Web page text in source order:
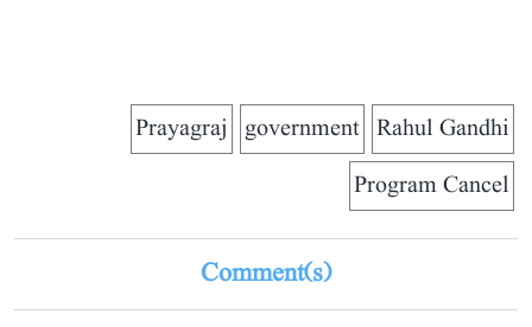
Rahul Gandhi
government
Prayagraj
Program Cancel
Comment(s)